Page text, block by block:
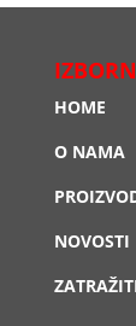
HOME
O NAMA
NOVOSTI